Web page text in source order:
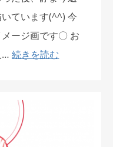
ています(^^) 今
ージ画です〇 お
…続きを読む